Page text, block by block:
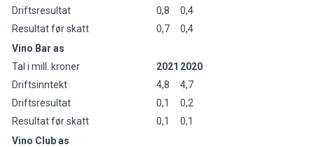
Driftsresultat
0,8
0,4
Resultat før skatt
0,7
0,4
Vino Bar as
Tal i mill. kroner
2021 2020
Driftsinntekt
4,8
4,7
Driftsresultat
0,1
0,2
Resultat før skatt
0,1
0,1
Vino Club as